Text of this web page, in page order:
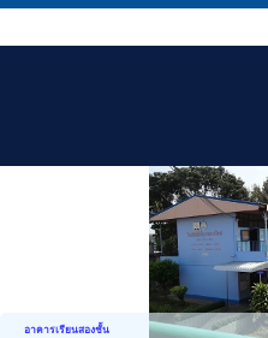
อาคารเรียนสองชั้น